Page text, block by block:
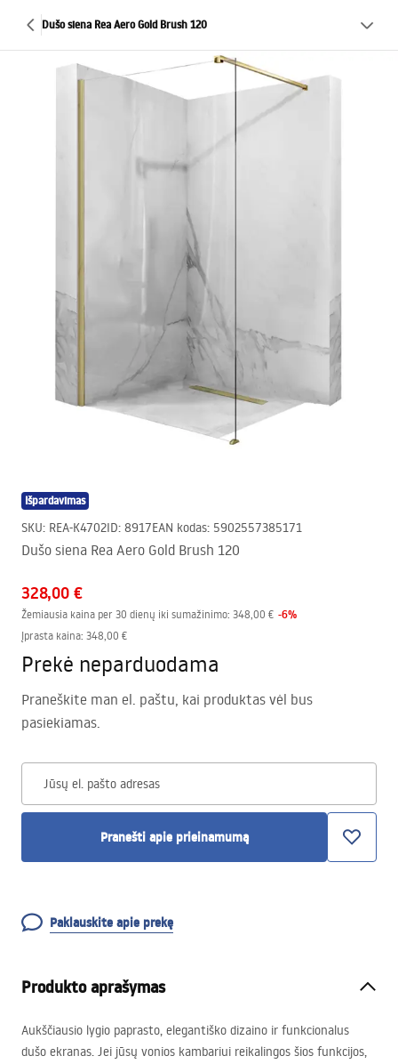
Dušo siena Rea Aero Gold Brush 120
Išpardavimas
SKU: REA-K4702ID: 8917EAN kodas: 5902557385171
Dušo siena Rea Aero Gold Brush 120
328,00 €
Žemiausia kaina per 30 dienų iki sumažinimo: 348,00 € -6%
Įprasta kaina: 348,00 €
Prekė neparduodama
Praneškite man el. paštu, kai produktas vėl bus
pasiekiamas.
Jūsų el. pašto adresas
Pranešti apie prieinamumą
Paklauskite apie prekę
Produkto aprašymas
Aukščiausio lygio paprasto, elegantiško dizaino ir funkcionalus
dušo ekranas. Jei jūsų vonios kambariui reikalingos šios funkcijos,